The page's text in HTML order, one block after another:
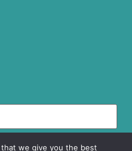
we give you the best